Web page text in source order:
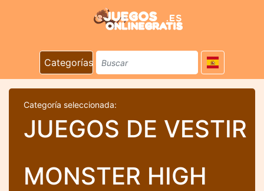
Categorías
Categoría seleccionada:
JUEGOS DE VESTIR
MONSTER HIGH